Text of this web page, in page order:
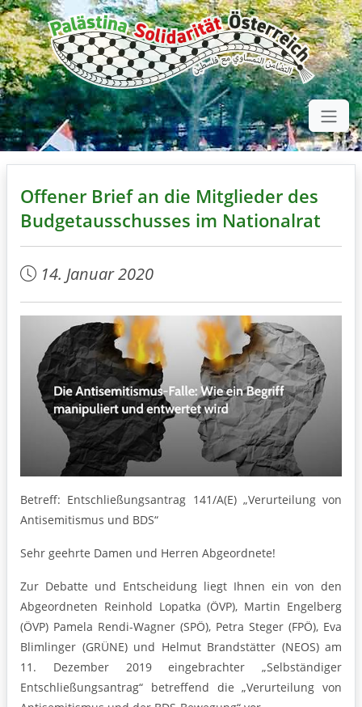
Offener Brief an die Mitglieder des
Budgetausschusses im Nationalrat
14. Januar 2020
Betreff: Entschließungsantrag 141/A(E) „Verurteilung von
Antisemitismus und BDS“
Sehr geehrte Damen und Herren Abgeordnete!
Zur Debatte und Entscheidung liegt Ihnen ein von den
Abgeordneten Reinhold Lopatka (ÖVP), Martin Engelberg
(ÖVP) Pamela Rendi-Wagner (SPÖ), Petra Steger (FPÖ), Eva
Blimlinger (GRÜNE) und Helmut Brandstätter (NEOS) am
11. Dezember 2019 eingebrachter „Selbständiger
Entschließungsantrag“ betreffend die „Verurteilung von